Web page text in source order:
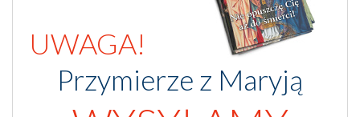
UWAGA!
Przymierze z Maryją